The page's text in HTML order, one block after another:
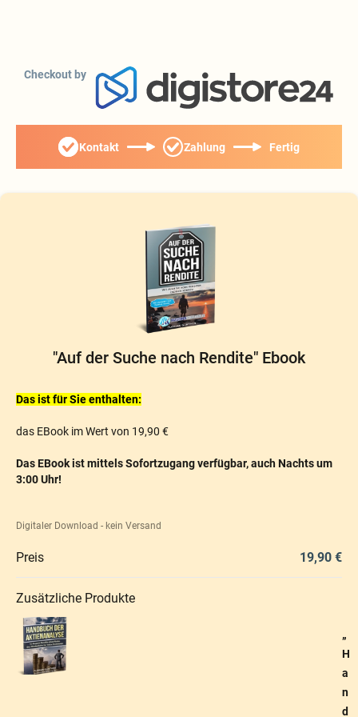
Checkout by
Kontakt Zahlung Fertig
"Auf der Suche nach Rendite" Ebook
Das ist für Sie enthalten:
das EBook im Wert von 19,90 €
Das EBook ist mittels Sofortzugang verfügbar, auch Nachts um
3:00 Uhr!
Digitaler Download - kein Versand
Preis 19,90 €
Zusätzliche Produkte
„
H
a
n
d